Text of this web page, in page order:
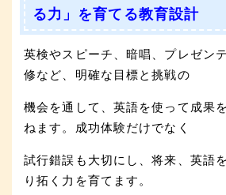
る力」を育てる教育設計
英検やスピーチ、暗唱、プレゼン
修など、明確な目標と挑戦の
機会を通して、英語を使って成果
ねます。成功体験だけでなく
試行錯誤も大切にし、将来、英語
り拓く力を育てます。